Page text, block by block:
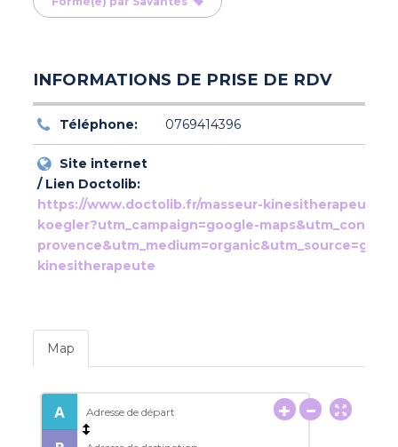
INFORMATIONS DE PRISE DE RDV
Téléphone: 0769414396
Site internet
/ Lien Doctolib:
https://www.doctolib.fr/masseur-kinesitherapeute/
koegler?utm_campaign=google-
kinesitherapeute
Map